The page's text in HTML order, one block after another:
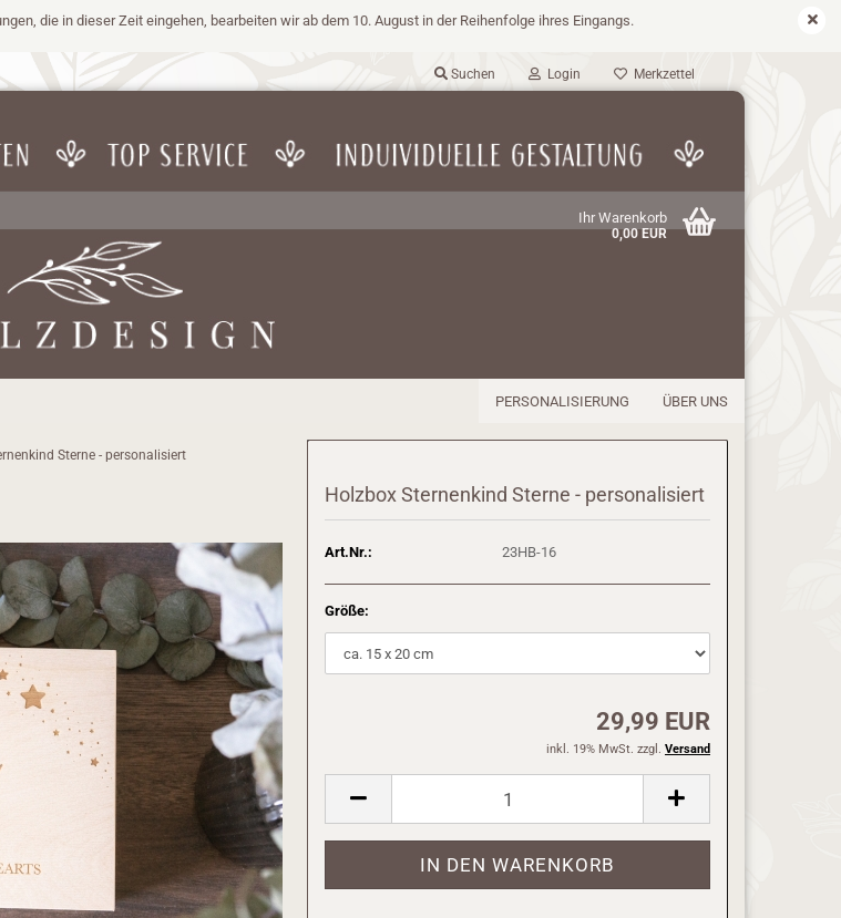
Suchen Login Merkzettel
Ihr Warenkorb
0,00 EUR
die in dieser Zeit eingehen, bearbeiten wir ab dem 10. August in der Reihenfolge ihres Eingangs.
PERSONALISIERUNG ÜBER UNS
Sterne - personalisiert
Holzbox Sternenkind Sterne - personalisiert
Art.Nr.: 23HB-16
Größe:
29,99 EUR
inkl. 19% MwSt. zzgl. Versand